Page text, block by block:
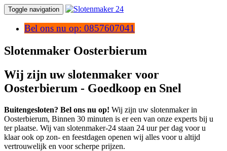
Toggle navigation
Bel ons nu op: 0857607041
Slotenmaker Oosterbierum
Wij zijn uw slotenmaker voor
Oosterbierum - Goedkoop en Snel
Buitengesloten? Bel ons nu op! Wij zijn uw slotenmaker in
Oosterbierum, Binnen 30 minuten is er een van onze experts bij u
ter plaatse. Wij van slotenmaker-24 staan 24 uur per dag voor u
klaar ook op zon- en feestdagen openen wij alles voor u altijd
vertrouwelijk en voor scherpe prijzen.